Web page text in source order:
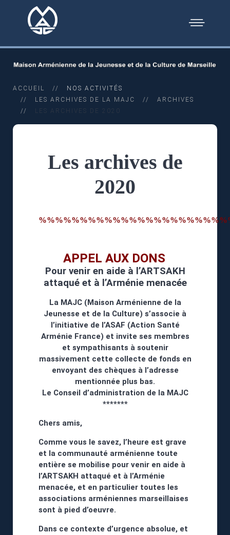
ACCUEIL
NOS ACTIVITÉS
LES ARCHIVES DE LA MAJC
ARCHIVES
LES ARCHIVES DE 2020
Les archives de
2020
APPEL AUX DONS
Pour venir en aide à l’ARTSAKH
attaqué et à l’Arménie menacée
La MAJC (Maison Arménienne de la
Jeunesse et de la Culture) s’associe à
l’initiative de l’ASAF (Action Santé
Arménie France) et invite ses membres
et sympathisants à soutenir
massivement cette collecte de fonds en
envoyant des chèques à l’adresse
mentionnée plus bas.
Le Conseil d’administration de la MAJC
*******
Chers amis,
Comme vous le savez, l’heure est grave
et la communauté arménienne toute
entière se mobilise pour venir en aide à
l’ARTSAKH attaqué et à l’Arménie
menacée, et en particulier toutes les
associations arméniennes marseillaises
sont à pied d’oeuvre.
Dans ce contexte d’urgence absolue, et